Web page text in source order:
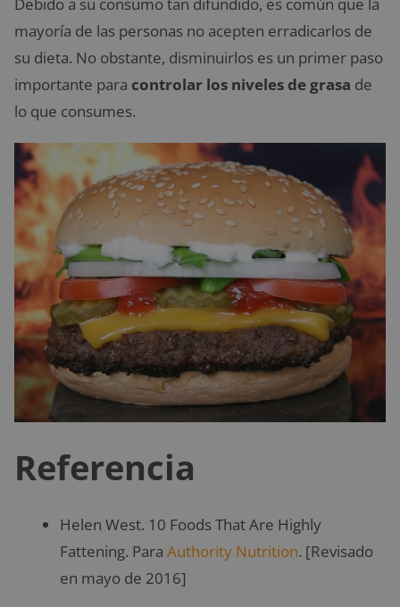
Debido a su consumo tan difundido, es común que la
mayoría de las personas no acepten erradicarlos de
su dieta. No obstante, disminuirlos es un primer paso
importante para controlar los niveles de grasa de
lo que consumes.
Referencia
Helen West. 10 Foods That Are Highly
Fattening. Para Authority Nutrition. [Revisado
en mayo de 2016]